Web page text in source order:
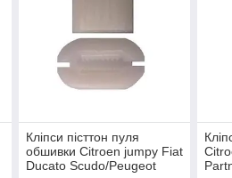
Кліпси пісттон пуля
обшивки Citroen jumpy Fiat
Ducato Scudo/Peugeot